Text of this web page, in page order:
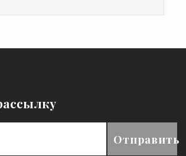
Отправить